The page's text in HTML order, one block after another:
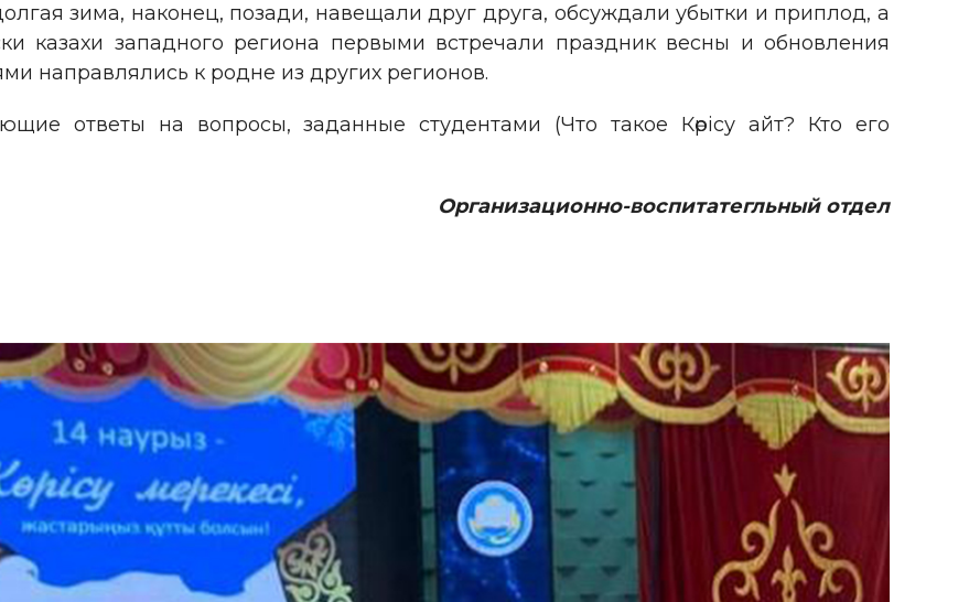
зима, наконец, позади, навещали друг друга, обсуждали убытки и приплод, а
казахи западного региона первыми встречали праздник весны и обновления
направлялись к родне из других регионов.
ответы на вопросы, заданные студентами (Что такое Көрісу айт? Кто его
Организационно-воспитатегльный отдел